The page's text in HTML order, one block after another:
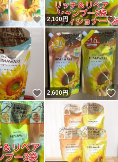
いいね！
2,100円
いいね！
2,600円